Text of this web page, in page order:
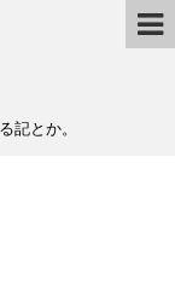
記とか。